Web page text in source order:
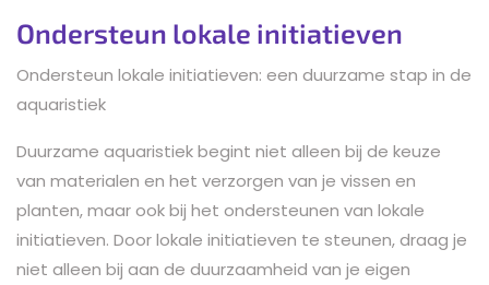
Ondersteun lokale initiatieven
Ondersteun lokale initiatieven: een duurzame stap in de
aquaristiek
Duurzame aquaristiek begint niet alleen bij de keuze
van materialen en het verzorgen van je vissen en
planten, maar ook bij het ondersteunen van lokale
initiatieven. Door lokale initiatieven te steunen, draag je
niet alleen bij aan de duurzaamheid van je eigen